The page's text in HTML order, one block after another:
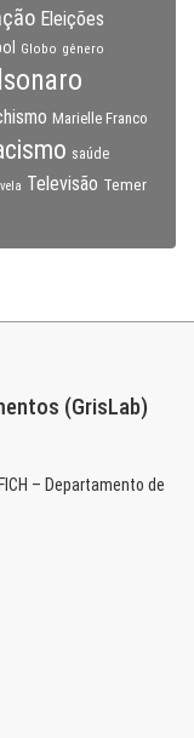
Eleições
Globo gênero
Marielle Franco
saúde
Televisão Temer
(GrisLab)
– Departamento de